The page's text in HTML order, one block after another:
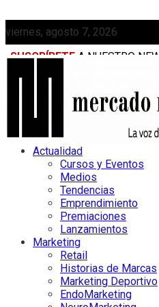
viernes, agosto 7, 2026
SUSCRÍBETE A NUESTRO
MEDIAKIT
Actualidad
Cursos y Eventos
Medios
Tendencias
Emprendimiento
Premiaciones
Lanzamientos
Marketing
Retail
Historias de Marcas
Marketing Deportivo
EndoMarketing